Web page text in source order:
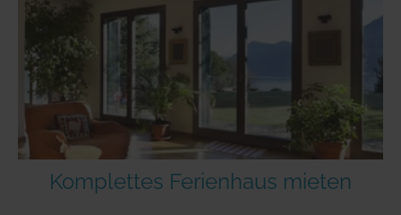
Komplettes Ferienhaus mieten